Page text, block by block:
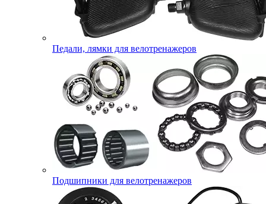
Педали, лямки для велотренажеров
Подшипники для велотренажеров